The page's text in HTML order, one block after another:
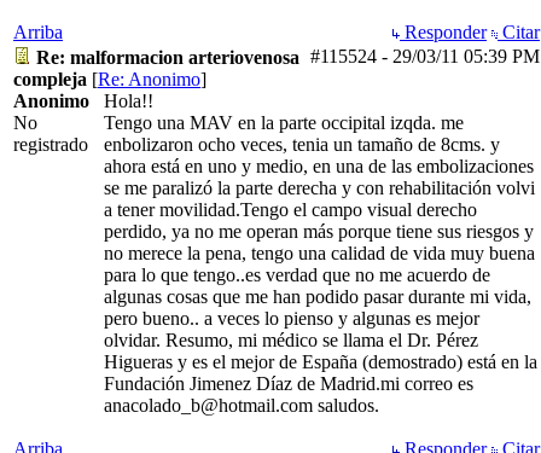
Arriba Responder
Citar
#115524 - 29/03/11 05:39 PM
Re: malformacion arteriovenosa
compleja [Re: Anonimo]
Anonimo
No
registrado
Hola!!
Tengo una MAV en la parte occipital izqda. me
enbolizaron ocho veces, tenia un tamaño de 8cms. y
ahora está en uno y medio, en una de las embolizaciones
se me paralizó la parte derecha y con rehabilitación volvi
a tener movilidad.Tengo el campo visual derecho
perdido, ya no me operan más porque tiene sus riesgos y
no merece la pena, tengo una calidad de vida muy buena
para lo que tengo..es verdad que no me acuerdo de
algunas cosas que me han podido pasar durante mi vida,
pero bueno.. a veces lo pienso y algunas es mejor
olvidar. Resumo, mi médico se llama el Dr. Pérez
Higueras y es el mejor de España (demostrado) está en la
Fundación Jimenez Díaz de Madrid.mi correo es
anacolado_b@hotmail.com saludos.
Arriba Responder Citar